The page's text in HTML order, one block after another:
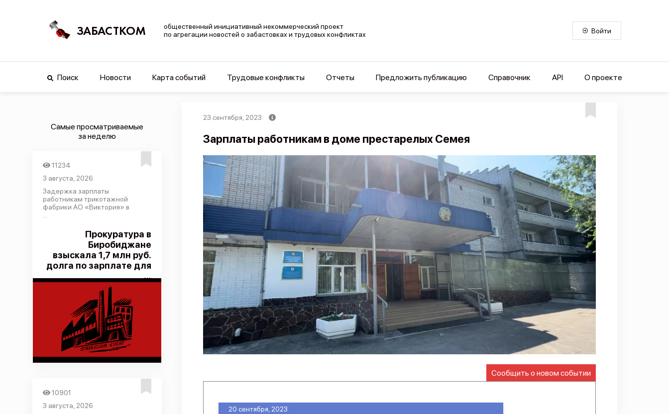
ЗАБАСТКОМ
общественный инициативный некоммерческий проект
по агрегации новостей о забастовках и трудовых конфликтах
Войти
Поиск Новости Карта событий Трудовые конфликты Отчеты Предложить публикацию Справочник API О проекте
Самые просматриваемые
за неделю
11234
3 августа, 2026
Задержка зарплаты
работникам трикотажной
фабрики АО «Виктория» в
Прокуратура в
Биробиджане
взыскала 1,7 млн руб.
долга по зарплате для
...
10901
3 августа, 2026
23 сентября, 2023
Зарплаты работникам в доме престарелых Семея
Сообщить о новом событии
20 сентября, 2023